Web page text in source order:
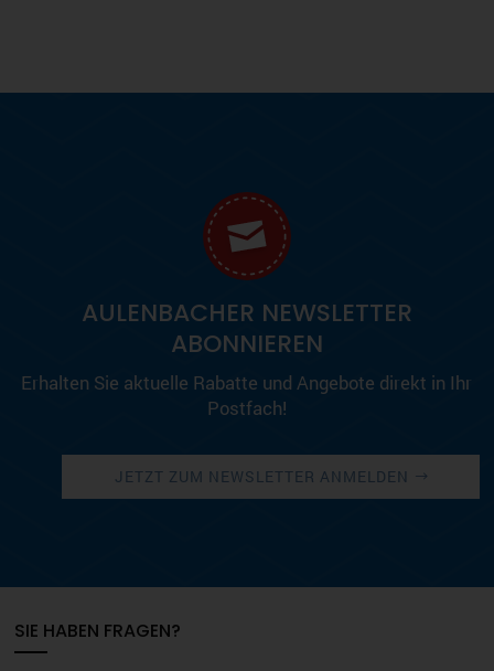
AULENBACHER NEWSLETTER
ABONNIEREN
Erhalten Sie aktuelle Rabatte und Angebote direkt in Ihr
Postfach!
JETZT ZUM NEWSLETTER ANMELDEN
SIE HABEN FRAGEN?